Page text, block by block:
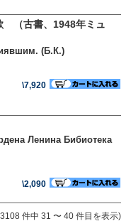
（古書、1948年ミュ
(Б.К.)
\7,920
Ленина Бибиотека
\2,090
件中 31 〜 40 件目を表示)